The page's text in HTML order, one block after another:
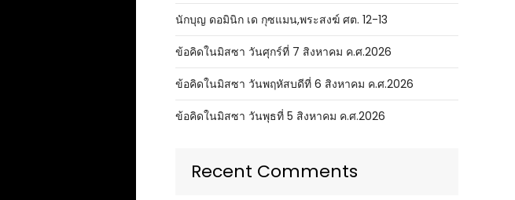
นักบุญ ดอมินิก เด กุซแมน,พระสงฆ์ ศต. 12-13
ข้อคิดในมิสซา วันศุกร์ที่ 7 สิงหาคม ค.ศ.2026
ข้อคิดในมิสซา วันพฤหัสบดีที่ 6 สิงหาคม ค.ศ.2026
ข้อคิดในมิสซา วันพุธที่ 5 สิงหาคม ค.ศ.2026
Recent Comments